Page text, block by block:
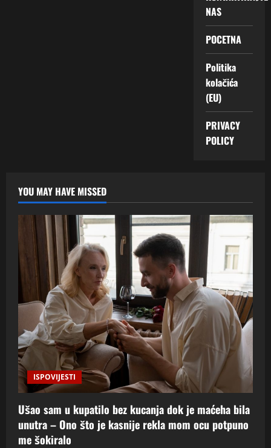
NAS
POCETNA
Politika
kolačića
(EU)
PRIVACY
POLICY
YOU MAY HAVE MISSED
ISPOVIJESTI
Ušao sam u kupatilo bez kucanja dok je maćeha bila
unutra – Ono što je kasnije rekla mom ocu potpuno
me šokiralo